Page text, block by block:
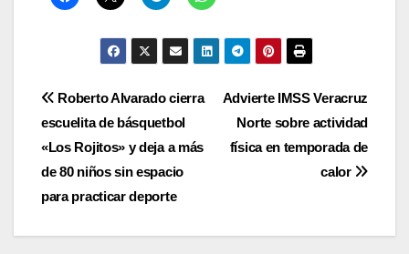
Navegación
de
entradas
Advierte IMSS Veracruz
Norte sobre actividad
física en temporada de
calor
Roberto Alvarado cierra
escuelita de básquetbol
«Los Rojitos» y deja a más
de 80 niños sin espacio
para practicar deporte